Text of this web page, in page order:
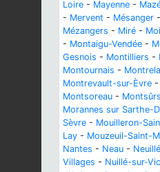
Loire - Mayenne -
- Mervent - Mésanger -
Mézangers - Miré -
- Montaigu-Vendée -
Gesnois - Montilliers -
Montournais -
Montrevault-sur-Èvre -
Montsoreau - Montsûrs
Morannes sur Sarthe-
Sèvre - Mouilleron-
Lay - Mouzeuil-Saint-
Nantes - Neau - Neuillé
Villages - Nuillé-sur-